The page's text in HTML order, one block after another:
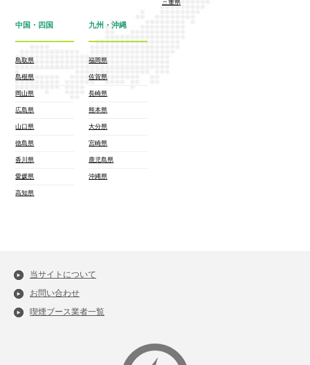
三重県
中国・四国
鳥取県
島根県
岡山県
広島県
山口県
徳島県
香川県
愛媛県
高知県
九州・沖縄
福岡県
佐賀県
長崎県
熊本県
大分県
宮崎県
鹿児島県
沖縄県
当サイトについて
お問い合わせ
喫煙ブース業者一覧